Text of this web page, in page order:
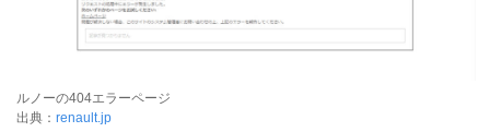
ルノーの404エラーページ
出典： renault.jp